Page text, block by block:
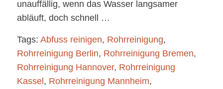
unauffällig, wenn das Wasser langsamer
abläuft, doch schnell …
Tags: Abfuss reinigen, Rohrreinigung,
Rohrreinigung Berlin, Rohrreinigung Bremen,
Rohrreinigung Hannover, Rohrreinigung
Kassel, Rohrreinigung Mannheim,